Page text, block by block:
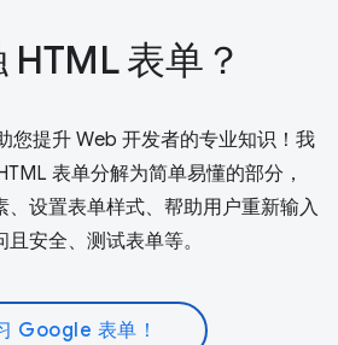
表单？
您提升 Web 开发者的专业知识！我
表单分解为简单易懂的部分，
、设置表单样式、帮助用户重新输入
安全、测试表单等。
Google 表单！